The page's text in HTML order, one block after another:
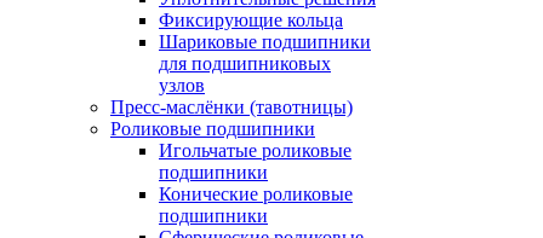
Фиксирующие кольца
Шариковые подшипники
для подшипниковых
узлов
Пресс-маслёнки (тавотницы)
Роликовые подшипники
Игольчатые роликовые
подшипники
Конические роликовые
подшипники